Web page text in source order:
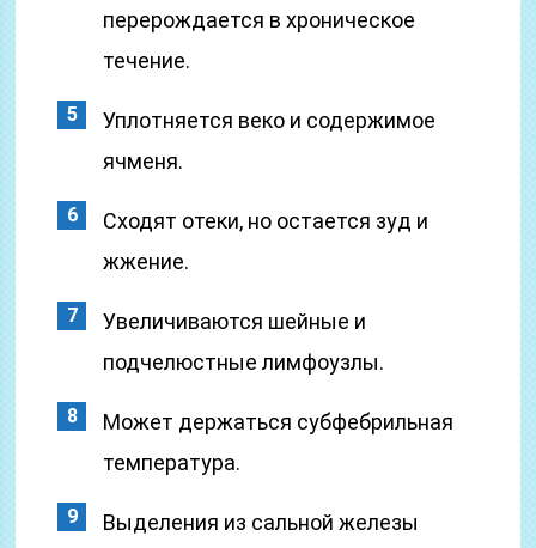
перерождается в хроническое
течение.
Уплотняется веко и содержимое
ячменя.
Сходят отеки, но остается зуд и
жжение.
Увеличиваются шейные и
подчелюстные лимфоузлы.
Может держаться субфебрильная
температура.
Выделения из сальной железы